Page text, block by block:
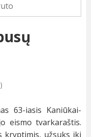
63-iasis Kaniūkai-
eismo tvarkaraštis.
kryptimis, užsuks iki